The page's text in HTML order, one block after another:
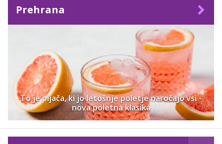
Prehrana
To je pijača, ki jo letošnje poletje naročajo vsi -
nova poletna klasika